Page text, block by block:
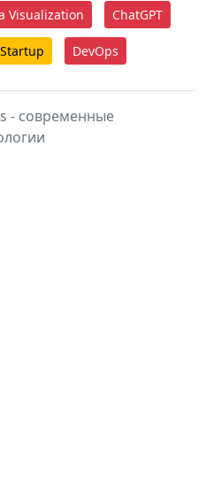
Visualization ChatGPT
Startup DevOps
- современные